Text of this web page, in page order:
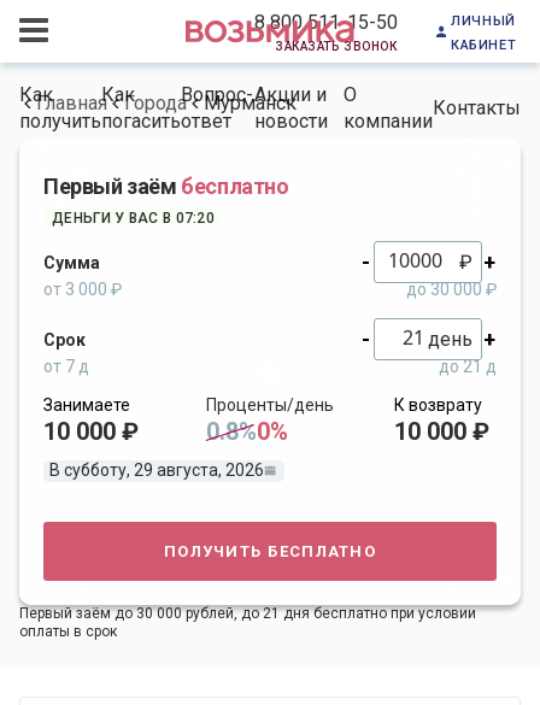
8 800 511-15-50
заказать звонок
личный
кабинет
Как
получить
Как
погасить
Вопрос-
ответ
Акции и
новости
О
компании
Контакты
Главная Города Мурманск
Первый заём бесплатно
ДЕНЬГИ У ВАС В 07:20
Сумма - ₽ +
от 3 000 ₽ до 30 000 ₽
Срок - день +
от 7 д
до 21 д
Занимаете
10 000 ₽
Проценты/день
0.8%0%
К возврату
10 000 ₽
В субботу, 29 августа, 2026
получить бесплатно
Первый заём до 30 000 рублей, до 21 дня бесплатно при условии
оплаты в срок